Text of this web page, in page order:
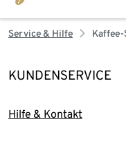
Service & Hilfe
KUNDENSERVICE
Hilfe & Kontakt